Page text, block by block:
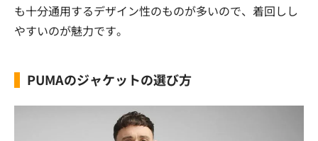
も十分通用するデザイン性のものが多いので、着回しし
やすいのが魅力です。
PUMAのジャケットの選び方